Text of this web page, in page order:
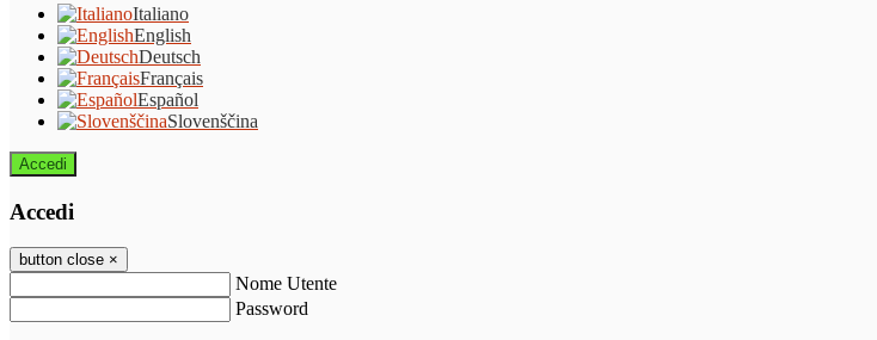
Italiano
English
Deutsch
Français
Español
Slovenščina
Accedi
Accedi
button close ×
Nome Utente
Password